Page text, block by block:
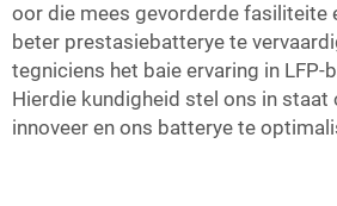
oor die mees gevorderde fasiliteite
beter prestasiebatterye te
tegniciens het baie ervaring in
Hierdie kundigheid stel ons in
innoveer en ons batterye te